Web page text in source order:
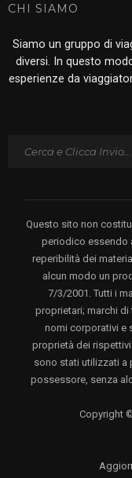
CHI SIAMO
Siamo un gruppo di
diversi. In questo
esperienze da
Questo sito non
periodico essendo
reperibilità dei
alcun modo un
7/3/2001. Tutti i
proprietari; marchi
nomi corporativi e
proprietà dei
sono stati utilizzati a
possessore, senza
Copyright